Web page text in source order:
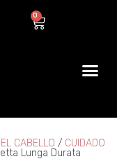
0
CABELLO / CUIDADO
Lunga Durata